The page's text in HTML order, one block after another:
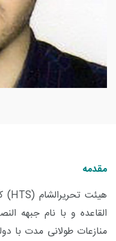
مقدمه
هیئت تحریرالشام (HTS)
القاعده و با نام جبهه